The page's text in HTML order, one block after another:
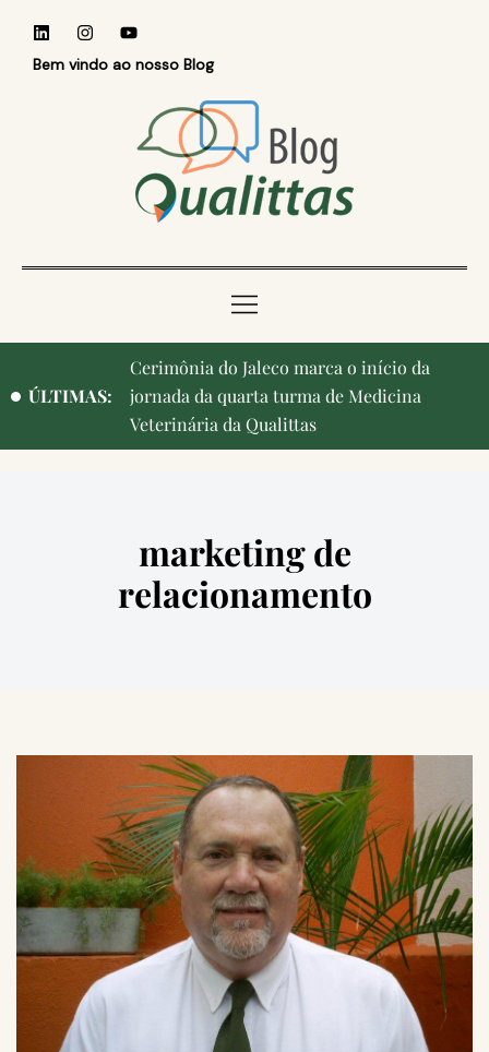
Bem vindo ao nosso Blog
ÚLTIMAS:
Cerimônia do Jaleco marca o início da
jornada da quarta turma de Medicina
Veterinária da Qualittas
Qualittas, Portas Abertas! e aniversário de
Campinas, cidade onde nasceu a instituição,
ganham destaque na imprensa
marketing de
relacionamento